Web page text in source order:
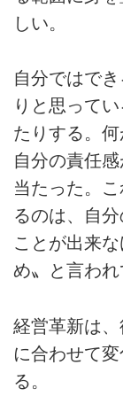
しい。
自分ではで
りと思って
たりする。何
自分の責任
当たった。
るのは、自
ことが出来
め〟と言われ
経営革新は
に合わせて
る。